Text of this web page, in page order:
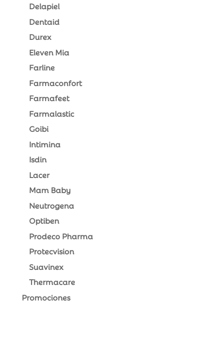
Delapiel
Dentaid
Durex
Eleven Mia
Farline
Farmaconfort
Farmafeet
Farmalastic
Goibi
Intimina
Isdin
Lacer
Mam Baby
Neutrogena
Optiben
Prodeco Pharma
Protecvision
Suavinex
Thermacare
Promociones